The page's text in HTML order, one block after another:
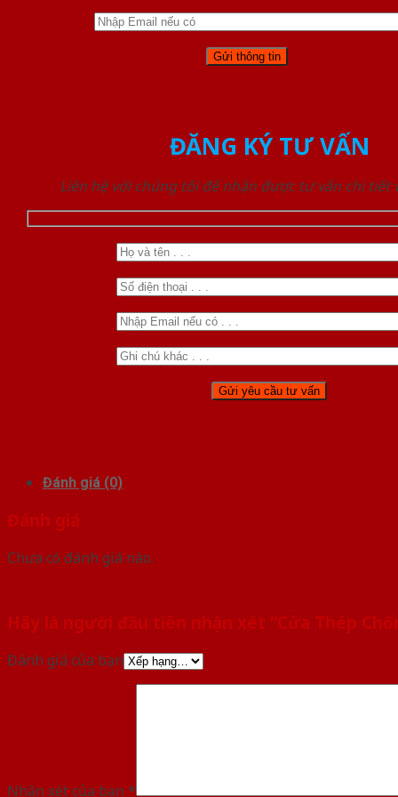
ĐĂNG KÝ TƯ VẤN
Liên hệ với chúng tôi để nhận được tư vấn chi tiết
Đánh giá (0)
Đánh giá
Chưa có đánh giá nào.
Hãy là người đầu tiên nhận xét “Cửa Thép
Đánh giá của bạn
Nhận xét của bạn *